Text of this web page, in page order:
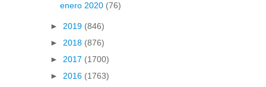
enero 2020 (76)
► 2019 (846)
► 2018 (876)
► 2017 (1700)
► 2016 (1763)